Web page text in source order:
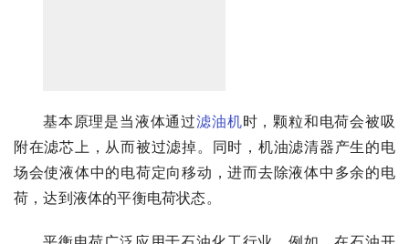
基本原理是当液体通过滤油机时，颗粒和电荷会被吸
附在滤芯上，从而被过滤掉。同时，机油滤清器产生的电
场会使液体中的电荷定向移动，进而去除液体中多余的电
荷，达到液体的平衡电荷状态。